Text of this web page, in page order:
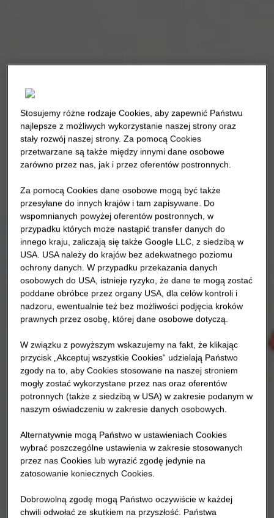
Stosujemy różne rodzaje Cookies, aby zapewnić Państwu
najlepsze z możliwych wykorzystanie naszej strony oraz
stały rozwój naszej strony. Za pomocą Cookies
przetwarzane są także między innymi dane osobowe
zarówno przez nas, jak i przez oferentów postronnych.
Za pomocą Cookies dane osobowe mogą być także
przesyłane do innych krajów i tam zapisywane. Do
wspomnianych powyżej oferentów postronnych, w
przypadku których może nastąpić transfer danych do
innego kraju, zaliczają się także Google LLC, z siedzibą w
USA. USA należy do krajów bez adekwatnego poziomu
ochrony danych. W przypadku przekazania danych
osobowych do USA, istnieje ryzyko, że dane te mogą zostać
poddane obróbce przez organy USA, dla celów kontroli i
nadzoru, ewentualnie też bez możliwości podjęcia kroków
prawnych przez osobę, której dane osobowe dotyczą.
W związku z powyższym wskazujemy na fakt, że klikając
przycisk „Akceptuj wszystkie Cookies“ udzielają Państwo
zgody na to, aby Cookies stosowane na naszej stroniem
mogły zostać wykorzystane przez nas oraz oferentów
potronnych (także z siedzibą w USA) w zakresie podanym w
naszym oświadczeniu w zakresie danych osobowych.
Alternatywnie mogą Państwo w ustawieniach Cookies
wybrać poszczególne ustawienia w zakresie stosowanych
przez nas Cookies lub wyrazić zgodę jedynie na
zatosowanie koniecznych Cookies.
Dobrowolną zgodę mogą Państwo oczywiście w każdej
chwili odwołać ze skutkiem na przyszłość. Państwa